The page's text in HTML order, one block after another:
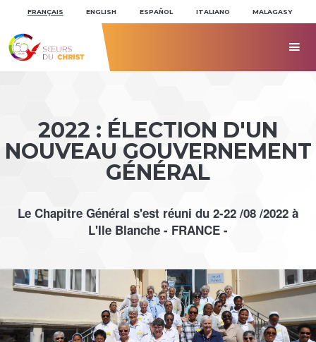
Aller
navigation
personnelsFRANÇAIS ENGLISH ESPAÑOL ITALIANO MALAGASY

2022 : ÉLECTION D'UN
NOUVEAU GOUVERNEMENT
GÉNÉRAL
Le Chapitre Général s'est réuni du 2-22 /08 /2022 à
L'Ile Blanche - FRANCE -